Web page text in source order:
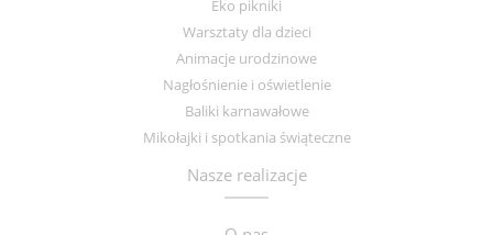
Eko pikniki
Warsztaty dla dzieci
Animacje urodzinowe
Nagłośnienie i oświetlenie
Baliki karnawałowe
Mikołajki i spotkania świąteczne
Nasze realizacje